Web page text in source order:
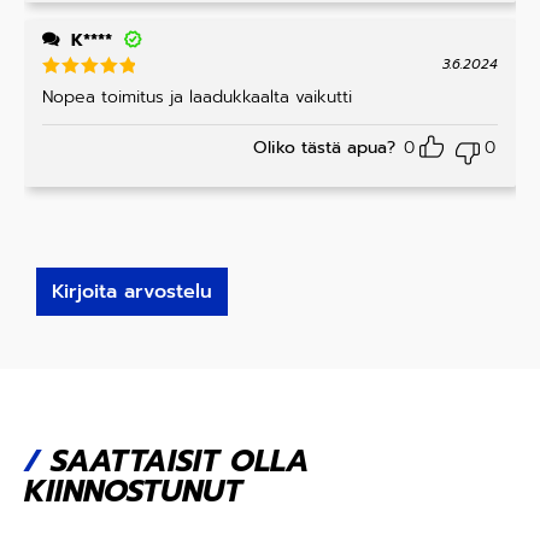
K****
Arvostelu
tuotteesta
:5/ 5
3.6.2024
Nopea toimitus ja laadukkaalta vaikutti
Oliko tästä apua? 0 0
Kirjoita arvostelu
/SAATTAISIT OLLA
KIINNOSTUNUT